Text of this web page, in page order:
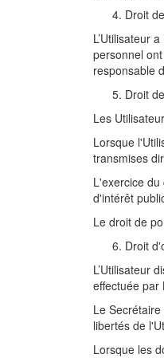
Droit
L’Utilisateur
personnel
responsable
Droit
Les
Lorsque
transmises
L'exercice
d'intérêt
Le droit de
Droit
L’Utilisateur
effectuée par
Le
libertés de
Lorsque les